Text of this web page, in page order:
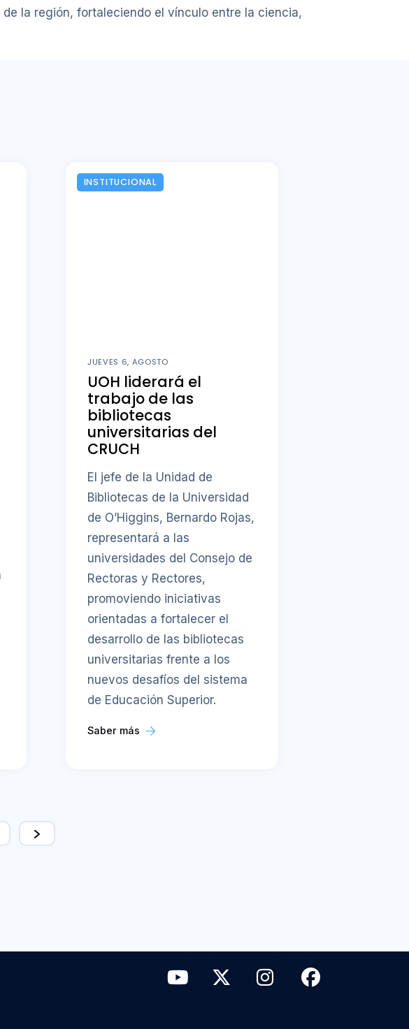
la región, fortaleciendo el vínculo entre la ciencia,
INSTITUCIONAL
JUEVES 6, AGOSTO
UOH liderará el
trabajo de las
bibliotecas
universitarias del
CRUCH
El jefe de la Unidad de
Bibliotecas de la Universidad
de O’Higgins, Bernardo Rojas,
representará a las
universidades del Consejo de
Rectoras y Rectores,
promoviendo iniciativas
orientadas a fortalecer el
desarrollo de las bibliotecas
universitarias frente a los
nuevos desafíos del sistema
de Educación Superior.
Saber más